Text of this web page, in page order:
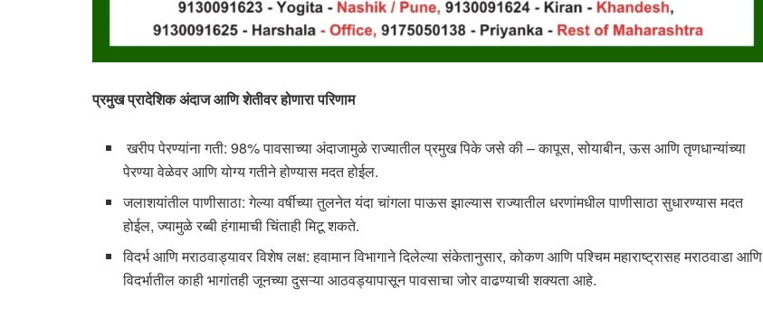
प्रमुख प्रादेशिक अंदाज आणि शेतीवर होणारा परिणाम
खरीप पेरण्यांना गती: 98% पावसाच्या अंदाजामुळे राज्यातील प्रमुख पिके जसे की – कापूस, सोयाबीन, ऊस आणि तृणधान्यांच्या
पेरण्या वेळेवर आणि योग्य गतीने होण्यास मदत होईल.
जलाशयांतील पाणीसाठा: गेल्या वर्षीच्या तुलनेत यंदा चांगला पाऊस झाल्यास राज्यातील धरणांमधील पाणीसाठा सुधारण्यास मदत
होईल, ज्यामुळे रब्बी हंगामाची चिंताही मिटू शकते.
विदर्भ आणि मराठवाड्यावर विशेष लक्ष: हवामान विभागाने दिलेल्या संकेतानुसार, कोकण आणि पश्चिम महाराष्ट्रासह मराठवाडा आणि
विदर्भातील काही भागांतही जूनच्या दुसऱ्या आठवड्यापासून पावसाचा जोर वाढण्याची शक्यता आहे.